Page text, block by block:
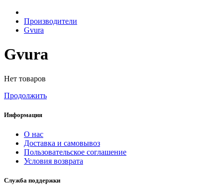
Производители
Gvura
Gvura
Нет товаров
Продолжить
Информация
О нас
Доставка и самовывоз
Пользовательское соглашение
Условия возврата
Служба поддержки